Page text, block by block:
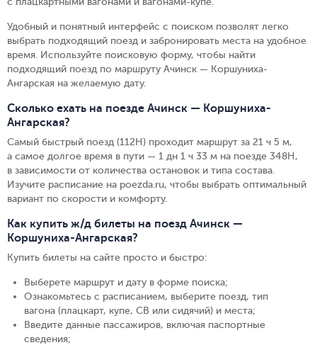
Удобный и понятный интерфейс с поиском позволят легко
выбрать подходящий поезд и забронировать места на удобное
время. Используйте поисковую форму, чтобы найти
подходящий поезд по маршруту Ачинск — Коршуниха-
Ангарская на желаемую дату.
Сколько ехать на поезде Ачинск — Коршуниха-
Ангарская?
Самый быстрый поезд (112Н) проходит маршрут за 21 ч 5 м,
а самое долгое время в пути — 1 дн 1 ч 33 м на поезде 348Н,
в зависимости от количества остановок и типа состава.
Изучите расписание на poezda.ru, чтобы выбрать оптимальный
вариант по скорости и комфорту.
Как купить ж/д билеты на поезд Ачинск —
Коршуниха-Ангарская?
Купить билеты на сайте просто и быстро:
Выберете маршрут и дату в форме поиска;
Ознакомьтесь с расписанием, выберите поезд, тип
вагона (плацкарт, купе, СВ или сидячий) и места;
Введите данные пассажиров, включая паспортные
сведения;